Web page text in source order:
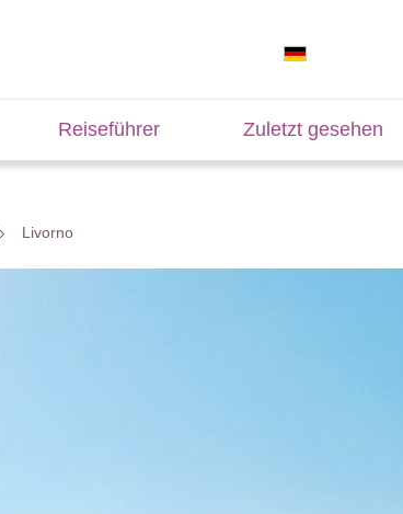
Reiseführer Zuletzt gesehen
Livorno